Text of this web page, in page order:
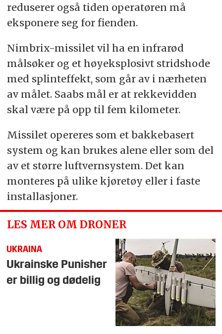
reduserer også tiden operatøren må
eksponere seg for fienden.
Nimbrix-missilet vil ha en infrarød
målsøker og et høyeksplosivt stridshode
med splinteffekt, som går av i nærheten
av målet. Saabs mål er at rekkevidden
skal være på opp til fem kilometer.
Missilet opereres som et bakkebasert
system og kan brukes alene eller som del
av et større luftvernsystem. Det kan
monteres på ulike kjøretøy eller i faste
installasjoner.
LES MER OM DRONER
UKRAINA
Ukrainske Punisher
er billig og dødelig